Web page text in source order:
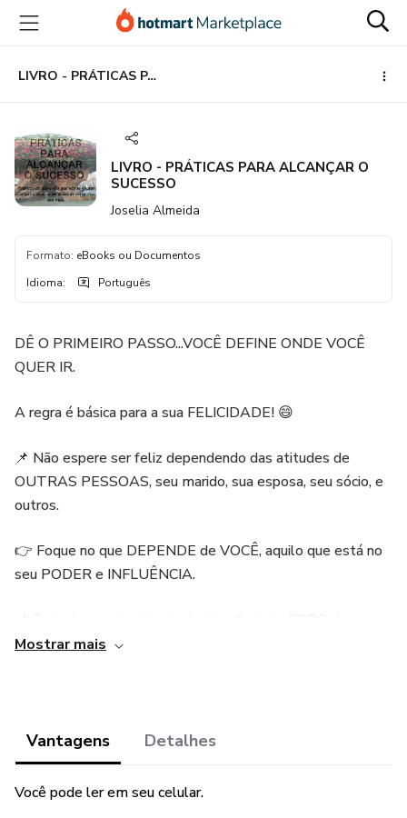
para
conteúdo
principal
para
pagamento
para
rodapé
LIVRO - PRÁTICAS PARA ALCANÇAR O SUCESSO
LIVRO - PRÁTICAS PARA ALCANÇAR O
SUCESSO
Joselia Almeida
Formato: eBooks ou Documentos
Idioma: Português
DÊ O PRIMEIRO PASSO...VOCÊ DEFINE ONDE VOCÊ
QUER IR.
A regra é básica para a sua FELICIDADE! 😄
📌 Não espere ser feliz dependendo das atitudes de
OUTRAS PESSOAS, seu marido, sua esposa, seu sócio, e
outros.
👉 Foque no que DEPENDE de VOCÊ, aquilo que está no
seu PODER e INFLUÊNCIA.
pessoas é esperar que outros tomem uma atitude por
VOCÊ tem CONTROLE sobre aquilo que depende
EXCLUSIVAMENTE de você. O que depende das outras
pessoas, não deve tirar o SEU foco.
Mostrar mais
Vantagens Detalhes
Você pode ler em seu celular.